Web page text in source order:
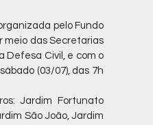
pelo Fundo
meio das Secretarias
Defesa Civil, e com o
(03/07), das 7h
Jardim Fortunato
São João, Jardim